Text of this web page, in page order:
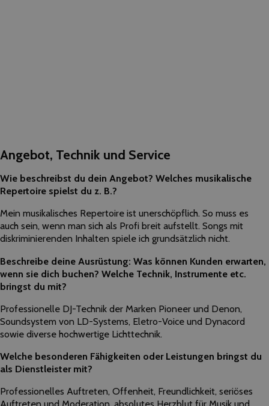
Angebot, Technik und Service
Wie beschreibst du dein Angebot? Welches musikalische
Repertoire spielst du z. B.?
Mein musikalisches Repertoire ist unerschöpflich. So muss es
auch sein, wenn man sich als Profi breit aufstellt. Songs mit
diskriminierenden Inhalten spiele ich grundsätzlich nicht.
Beschreibe deine Ausrüstung: Was können Kunden erwarten,
wenn sie dich buchen? Welche Technik, Instrumente etc.
bringst du mit?
Professionelle DJ-Technik der Marken Pioneer und Denon,
Soundsystem von LD-Systems, Eletro-Voice und Dynacord
sowie diverse hochwertige Lichttechnik.
Welche besonderen Fähigkeiten oder Leistungen bringst du
als Dienstleister mit?
Professionelles Auftreten, Offenheit, Freundlichkeit, seriöses